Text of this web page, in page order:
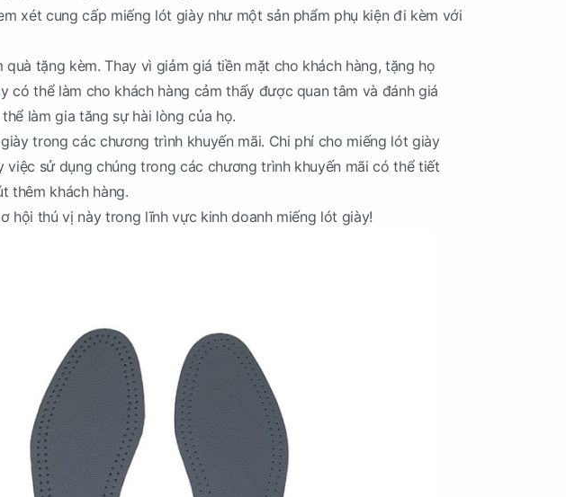
xét cung cấp miếng lót giày như một sản phẩm phụ kiện đi kèm với
quà tặng kèm. Thay vì giảm giá tiền mặt cho khách hàng, tặng họ
có thể làm cho khách hàng cảm thấy được quan tâm và đánh giá
làm gia tăng sự hài lòng của họ.
trong các chương trình khuyến mãi. Chi phí cho miếng lót giày
việc sử dụng chúng trong các chương trình khuyến mãi có thể tiết
thêm khách hàng.
hội thú vị này trong lĩnh vực kinh doanh miếng lót giày!